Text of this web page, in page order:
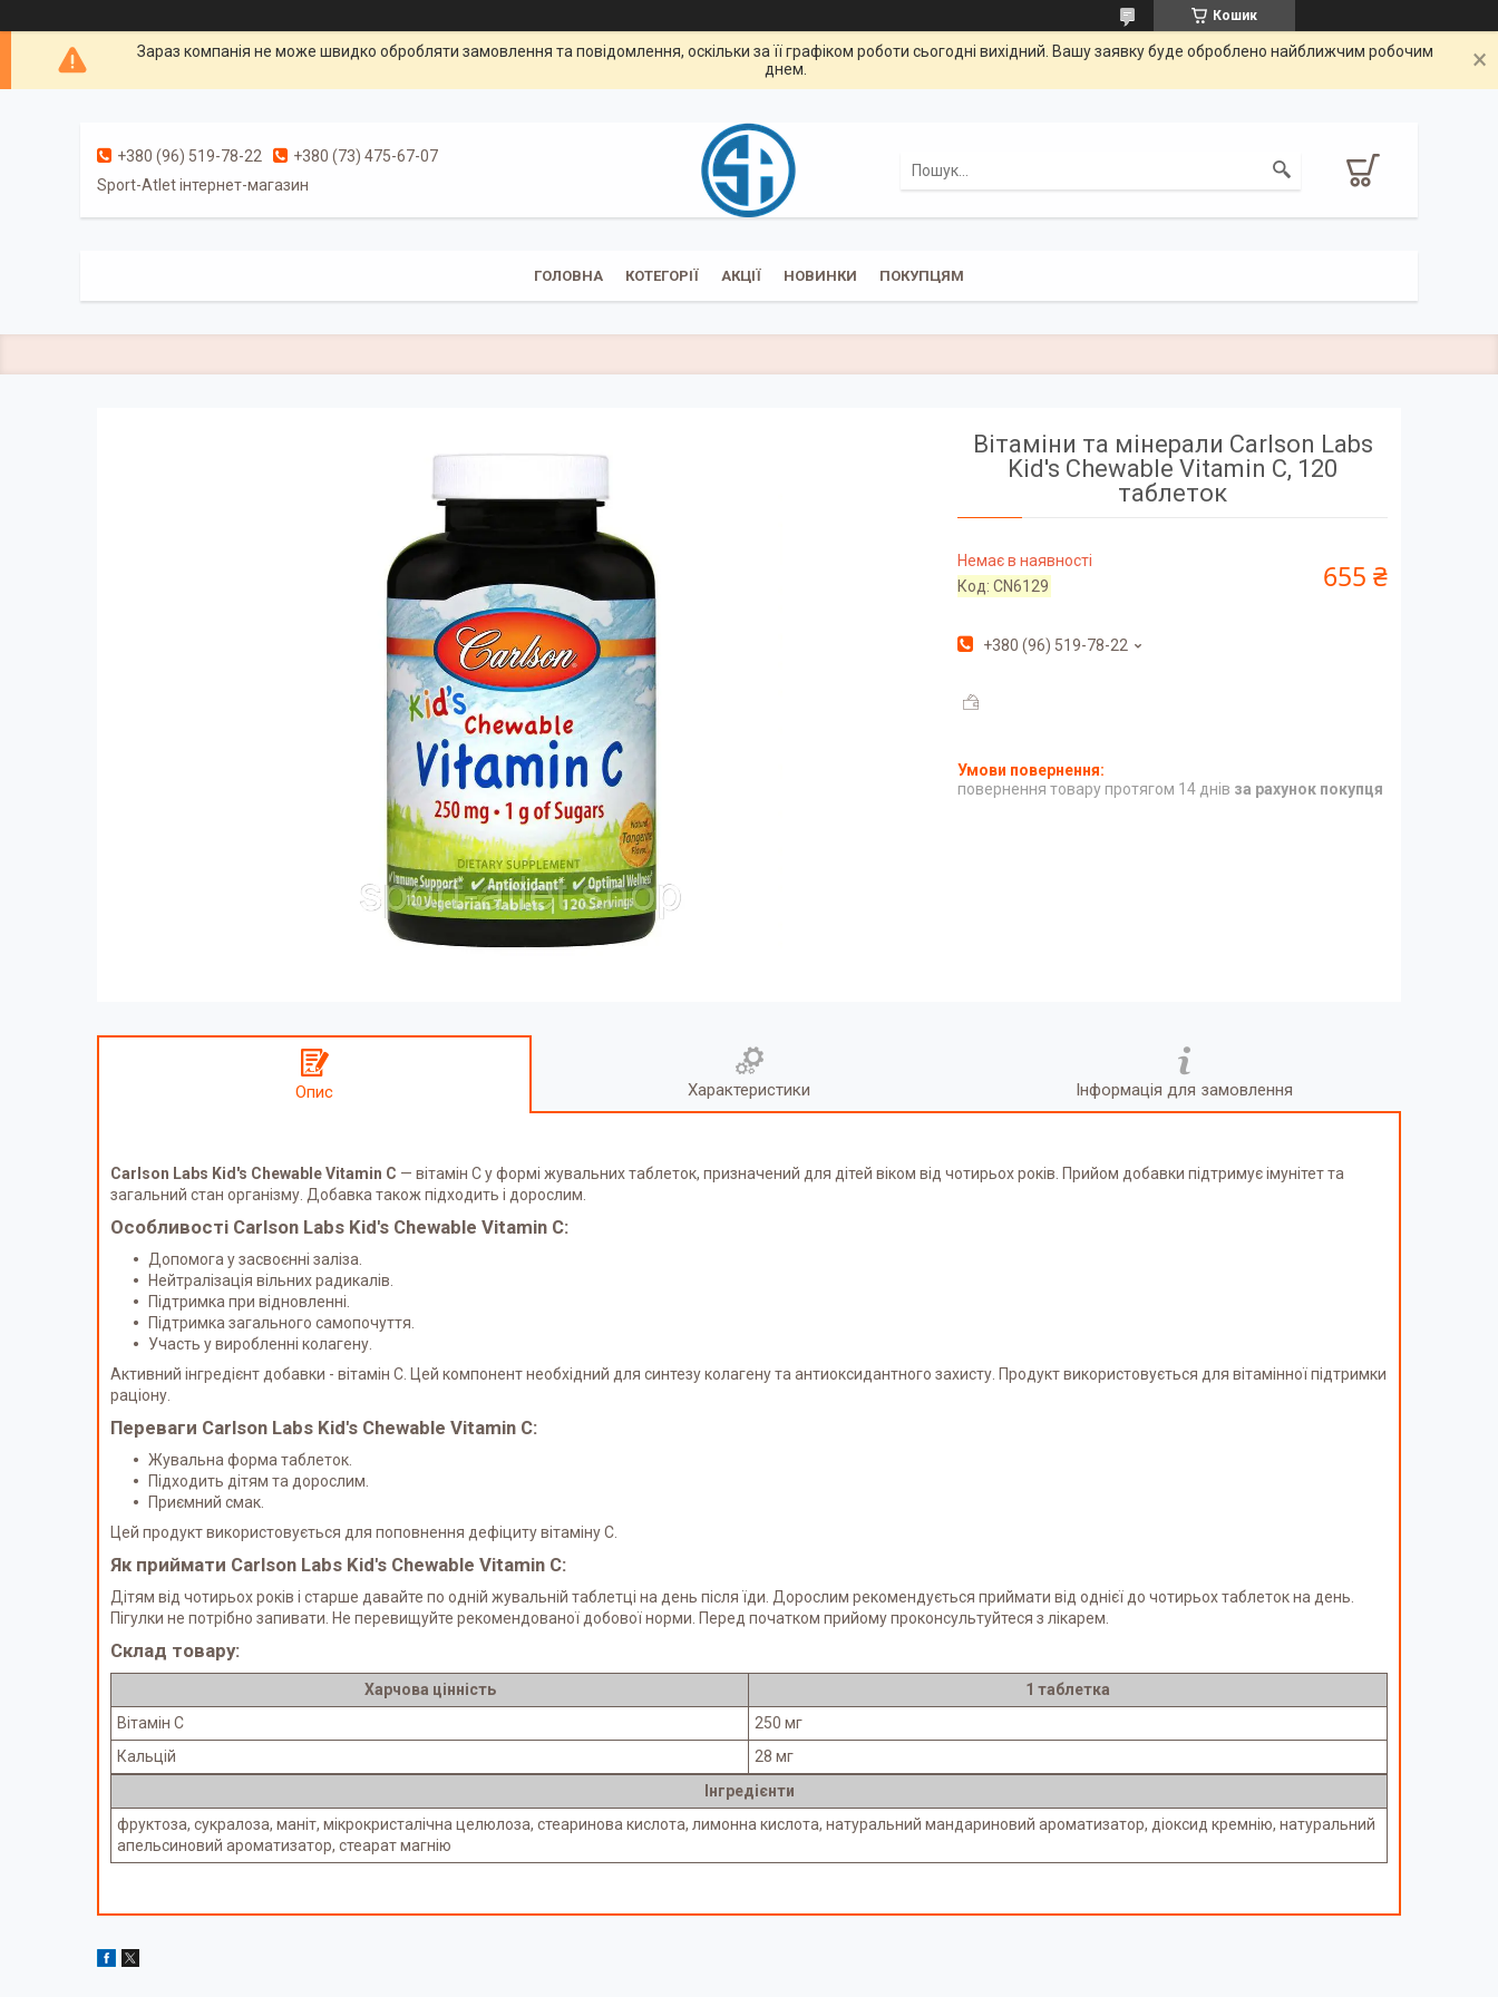
Кошик
Зараз компанія не може швидко обробляти замовлення та повідомлення, оскільки за її графіком роботи сьогодні вихідний. Вашу заявку буде оброблено найближчим робочим
днем.
+380 (96) 519-78-22
+380 (73) 475-67-07
Sport-Atlet інтернет-магазин
ГОЛОВНА КОТЕГОРІЇ АКЦІЇ НОВИНКИ ПОКУПЦЯМ
Вітаміни та мінерали Carlson Labs
Kid's Chewable Vitamin C, 120
таблеток
Немає в наявності
Код:CN6129 655 ₴
+380 (96) 519-78-22
повернення товару протягом 14 днів за рахунок покупця
Опис Характеристики Інформація для замовлення
Carlson Labs Kid's Chewable Vitamin C — вітамін С у формі жувальних таблеток, призначений для дітей віком від чотирьох років. Прийом добавки підтримує імунітет та
загальний стан організму. Добавка також підходить і дорослим.
Особливості Carlson Labs Kid's Chewable Vitamin C:
Допомога у засвоєнні заліза.
Нейтралізація вільних радикалів.
Підтримка при відновленні.
Підтримка загального самопочуття.
Участь у виробленні колагену.
Активний інгредієнт добавки - вітамін С. Цей компонент необхідний для синтезу колагену та антиоксидантного захисту. Продукт використовується для вітамінної підтримки
раціону.
Переваги Carlson Labs Kid's Chewable Vitamin C:
Жувальна форма таблеток.
Підходить дітям та дорослим.
Приємний смак.
Цей продукт використовується для поповнення дефіциту вітаміну С.
Як приймати Carlson Labs Kid's Chewable Vitamin C:
Дітям від чотирьох років і старше давайте по одній жувальній таблетці на день після їди. Дорослим рекомендується приймати від однієї до чотирьох таблеток на день.
Пігулки не потрібно запивати. Не перевищуйте рекомендованої добової норми. Перед початком прийому проконсультуйтеся з лікарем.
Склад товару:
Харчова цінність
1 таблетка
Вітамін С
250 мг
Кальцій
28 мг
Інгредієнти
фруктоза, сукралоза, маніт, мікрокристалічна целюлоза, стеаринова кислота, лимонна кислота, натуральний мандариновий ароматизатор, діоксид кремнію, натуральний
апельсиновий ароматизатор, стеарат магнію